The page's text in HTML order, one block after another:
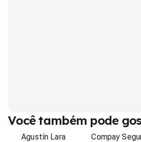
Você também pode
Agustín Lara Compay